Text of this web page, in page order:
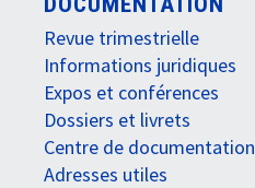
Revue trimestrielle
Informations juridiques
Expos et conférences
Dossiers et livrets
Centre de documentation
Adresses utiles